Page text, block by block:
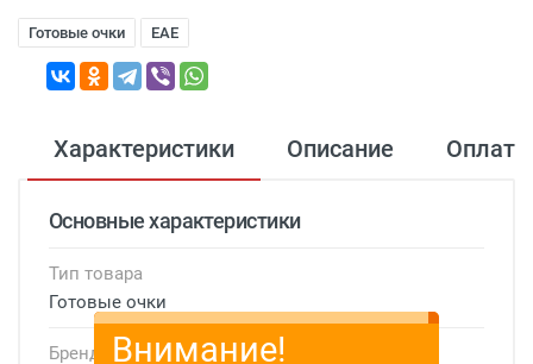
Готовые очки EAE
Характеристики Описание Оплата
Основные характеристики
Тип товара
Готовые очки
Бренд Внимание!